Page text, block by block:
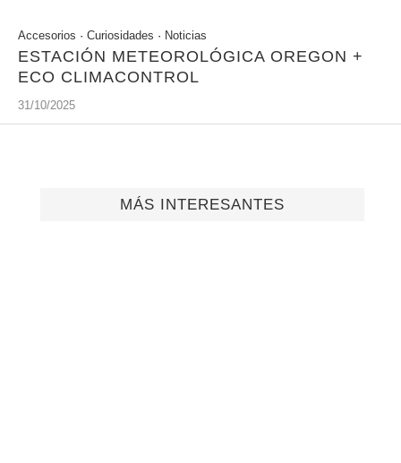
Accesorios · Curiosidades · Noticias
ESTACIÓN METEOROLÓGICA OREGON +
ECO CLIMACONTROL
31/10/2025
MÁS INTERESANTES